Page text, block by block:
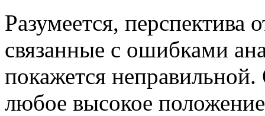
Разумеется, перспектива
связанные с ошибками
покажется
любое высокое